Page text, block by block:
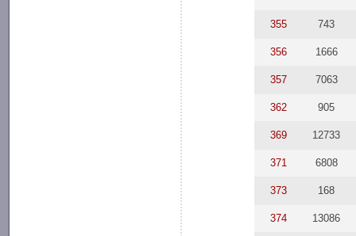
355 743
356 1666
357 7063
362 905
369 12733
371 6808
373 168
374 13086